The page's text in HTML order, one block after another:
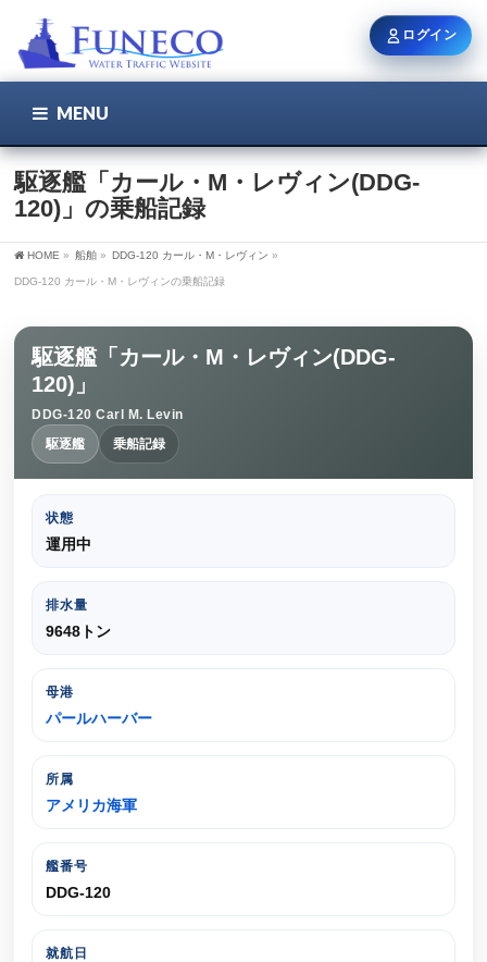
MENU
駆逐艦「カール・M・レヴィン(DDG-
120)」の乗船記録
HOME » 船舶 » DDG-120 カール・M・レヴィン »
DDG-120 カール・M・レヴィンの乗船記録
駆逐艦「カール・M・レヴィン(DDG-
120)」
DDG-120 Carl M. Levin
駆逐艦
乗船記録
状態
運用中
排水量
9648トン
母港
パールハーバー
所属
アメリカ海軍
艦番号
DDG-120
就航日
ログイン
ユーザー名 / メール
パスワード
新規登録 パスワードを忘れた方